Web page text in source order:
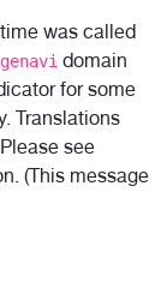
was called
domain
for some
Translations
see
(This message